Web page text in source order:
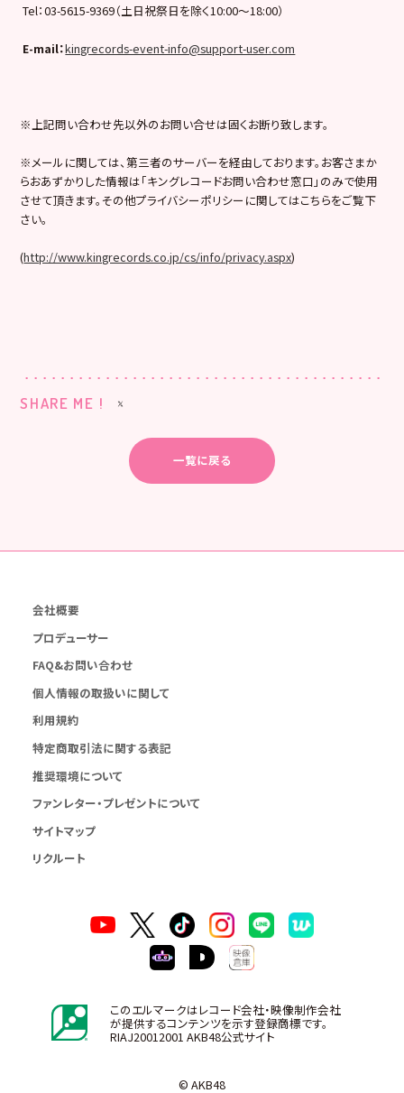
Tel：03-5615-9369（土日祝祭日を除く10:00〜18:00）
E-mail：kingrecords-event-info@support-user.com
※上記問い合わせ先以外のお問い合せは固くお断り致します。
※メールに関しては、第三者のサーバーを経由しております。お客さまか
らおあずかりした情報は「キングレコードお問い合わせ窓口」のみで使用
させて頂きます。その他プライバシーポリシーに関してはこちらをご覧下
さい。
(http://www.kingrecords.co.jp/cs/info/privacy.aspx)
SHARE ME !
一覧に戻る
会社概要
プロデューサー
FAQ&お問い合わせ
個人情報の取扱いに関して
利用規約
特定商取引法に関する表記
推奨環境について
ファンレター・プレゼントについて
サイトマップ
リクルート
このエルマークはレコード会社・映像制作会社
が提供するコンテンツを示す登録商標です。
RIAJ20012001 AKB48公式サイト
© AKB48